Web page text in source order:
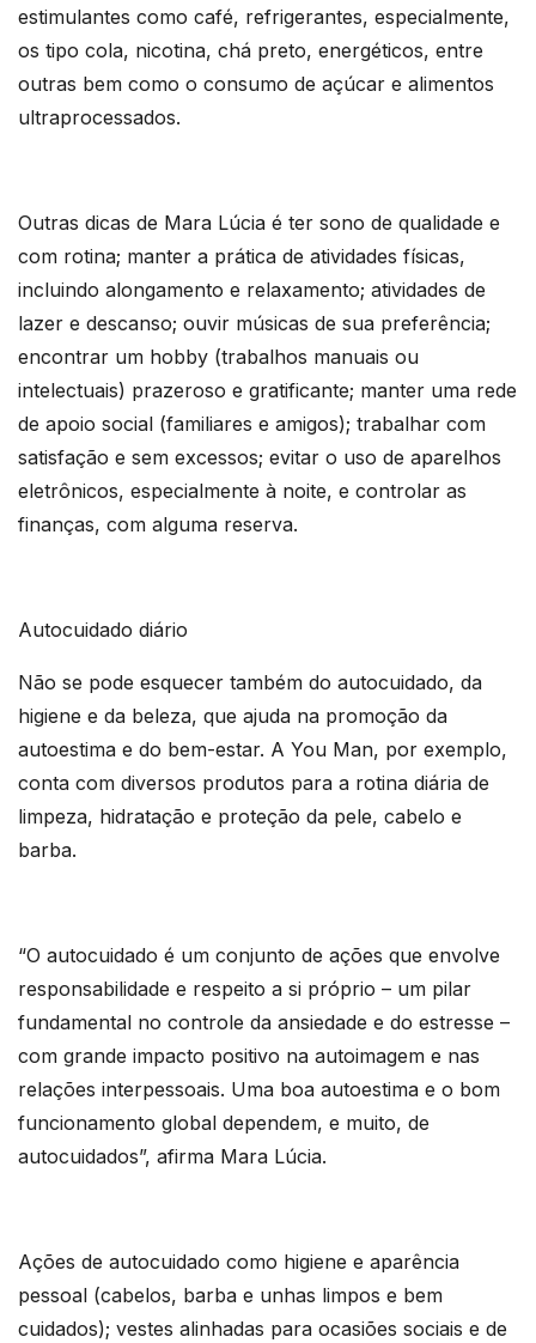
estimulantes como café, refrigerantes, especialmente,
os tipo cola, nicotina, chá preto, energéticos, entre
outras bem como o consumo de açúcar e alimentos
ultraprocessados.
Outras dicas de Mara Lúcia é ter sono de qualidade e
com rotina; manter a prática de atividades físicas,
incluindo alongamento e relaxamento; atividades de
lazer e descanso; ouvir músicas de sua preferência;
encontrar um hobby (trabalhos manuais ou
intelectuais) prazeroso e gratificante; manter uma rede
de apoio social (familiares e amigos); trabalhar com
satisfação e sem excessos; evitar o uso de aparelhos
eletrônicos, especialmente à noite, e controlar as
finanças, com alguma reserva.
Autocuidado diário
Não se pode esquecer também do autocuidado, da
higiene e da beleza, que ajuda na promoção da
autoestima e do bem-estar. A You Man, por exemplo,
conta com diversos produtos para a rotina diária de
limpeza, hidratação e proteção da pele, cabelo e
barba.
“O autocuidado é um conjunto de ações que envolve
responsabilidade e respeito a si próprio – um pilar
fundamental no controle da ansiedade e do estresse –
com grande impacto positivo na autoimagem e nas
relações interpessoais. Uma boa autoestima e o bom
funcionamento global dependem, e muito, de
autocuidados”, afirma Mara Lúcia.
Ações de autocuidado como higiene e aparência
pessoal (cabelos, barba e unhas limpos e bem
cuidados); vestes alinhadas para ocasiões sociais e de